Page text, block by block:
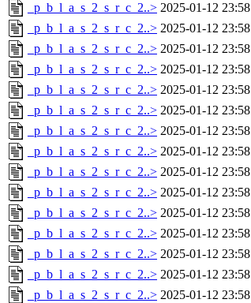
_p_b_l_a_s_2_s_r_c_2..> 2025-01-12 23:58
_p_b_l_a_s_2_s_r_c_2..> 2025-01-12 23:58
_p_b_l_a_s_2_s_r_c_2..> 2025-01-12 23:58
_p_b_l_a_s_2_s_r_c_2..> 2025-01-12 23:58
_p_b_l_a_s_2_s_r_c_2..> 2025-01-12 23:58
_p_b_l_a_s_2_s_r_c_2..> 2025-01-12 23:58
_p_b_l_a_s_2_s_r_c_2..> 2025-01-12 23:58
_p_b_l_a_s_2_s_r_c_2..> 2025-01-12 23:58
_p_b_l_a_s_2_s_r_c_2..> 2025-01-12 23:58
_p_b_l_a_s_2_s_r_c_2..> 2025-01-12 23:58
_p_b_l_a_s_2_s_r_c_2..> 2025-01-12 23:58
_p_b_l_a_s_2_s_r_c_2..> 2025-01-12 23:58
_p_b_l_a_s_2_s_r_c_2..> 2025-01-12 23:58
_p_b_l_a_s_2_s_r_c_2..> 2025-01-12 23:58
_p_b_l_a_s_2_s_r_c_2..> 2025-01-12 23:58